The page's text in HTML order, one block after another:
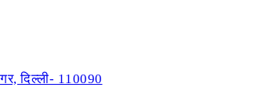
दिल्ली- 110090